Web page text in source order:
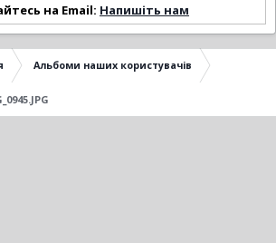
на Email: Напишіть нам
Альбоми наших користувачів